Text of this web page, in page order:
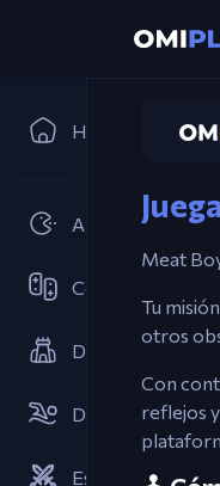
Home
Arcades
Cooperativo
Defensa de
Deportes
Estrategias
Meat
Tu
otros
Con
reflejos